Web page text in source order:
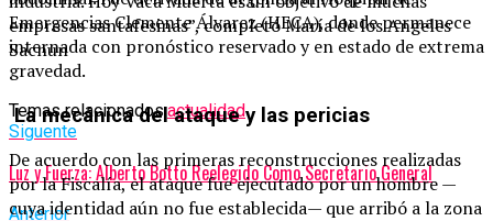
empresas santafesinas”, completó María de los Angeles
Sacnun
Temas relacionados:actualidad
Siguente
Luz y Fuerza: Alberto Botto Reelegido Como Secretario General
Anterior
Emergencias Clemente Álvarez (HECA), donde permanece
internada con pronóstico reservado y en estado de extrema
gravedad.
La mecánica del ataque y las pericias
De acuerdo con las primeras reconstrucciones realizadas
por la Fiscalía, el ataque fue ejecutado por un hombre —
cuya identidad aún no fue establecida— que arribó a la zona